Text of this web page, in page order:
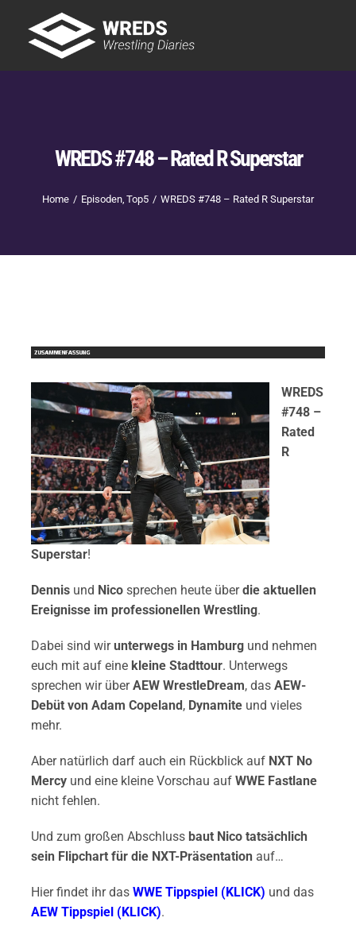
content
WREDS #748 – Rated R Superstar
Home Episoden Top5 WREDS #748 – Rated R Superstar
WREDS
#748 –
Rated
R
Superstar!
Dennis und Nico sprechen heute überdie aktuellen
Ereignisse im professionellen Wrestling.
Dabei sind wirunterwegs in Hamburgund nehmen
euch mit auf eine kleine Stadttour. Unterwegs
sprechen wir überAEW WrestleDream, das AEW-
Debüt von Adam Copeland, Dynamiteund vieles
mehr.
Aber natürlich darf auch ein Rückblick auf NXT No
Mercyund eine kleine Vorschau auf WWE Fastlane
nicht fehlen.
Und zum großen Abschluss baut Nico tatsächlich
sein Flipchart für die NXT-Präsentation auf…
Hier findet ihr das WWE Tippspiel (KLICK) und das
AEW Tippspiel (KLICK).